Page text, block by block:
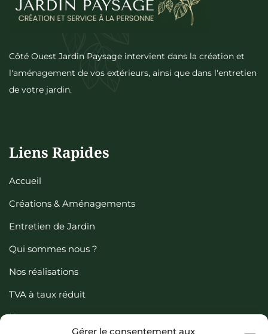
Gérer le consentement aux
Côté Ouest Jardin Paysage intervient dans la création et
l'aménagement de vos extérieurs, ainsi que dans l'entretien
de votre jardin.
Liens Rapides
Accueil
Créations & Aménagements
Entretien de Jardin
Qui sommes nous ?
Nos réalisations
TVA à taux réduit
Nous contacter